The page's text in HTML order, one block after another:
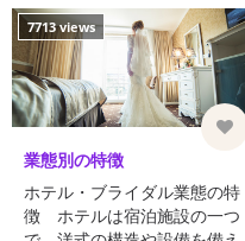
7713 views
業態別の特徴
ホテル・ブライダル業態の特
徴 ホテルは宿泊施設の一つ